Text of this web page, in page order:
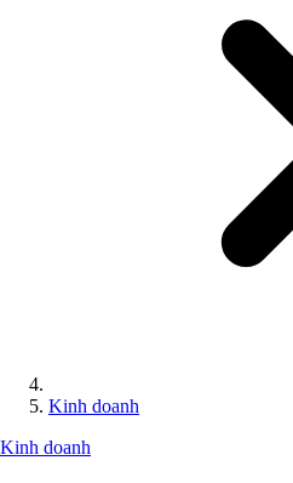
Kinh doanh
Kinh doanh